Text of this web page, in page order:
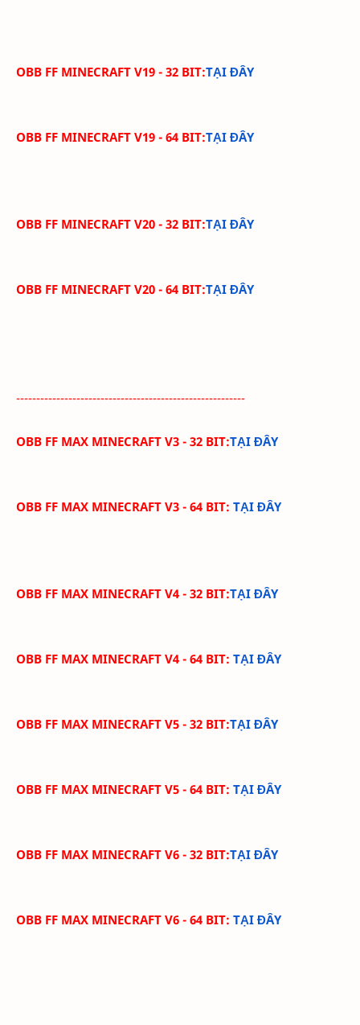
OBB FF MINECRAFT V19 - 32 BIT:TẠI ĐÂY
OBB FF MINECRAFT V19 - 64 BIT:TẠI ĐÂY
OBB FF MINECRAFT V20 - 32 BIT:TẠI ĐÂY
OBB FF MINECRAFT V20 - 64 BIT:TẠI ĐÂY
---------------------------------------------------------
OBB FF MAX MINECRAFT V3 - 32 BIT:TẠI ĐÂY
OBB FF MAX MINECRAFT V3 - 64 BIT: TẠI ĐÂY
OBB FF MAX MINECRAFT V4 - 32 BIT:TẠI ĐÂY
OBB FF MAX MINECRAFT V4 - 64 BIT: TẠI ĐÂY
OBB FF MAX MINECRAFT V5 - 32 BIT:TẠI ĐÂY
OBB FF MAX MINECRAFT V5 - 64 BIT: TẠI ĐÂY
OBB FF MAX MINECRAFT V6 - 32 BIT:TẠI ĐÂY
OBB FF MAX MINECRAFT V6 - 64 BIT: TẠI ĐÂY